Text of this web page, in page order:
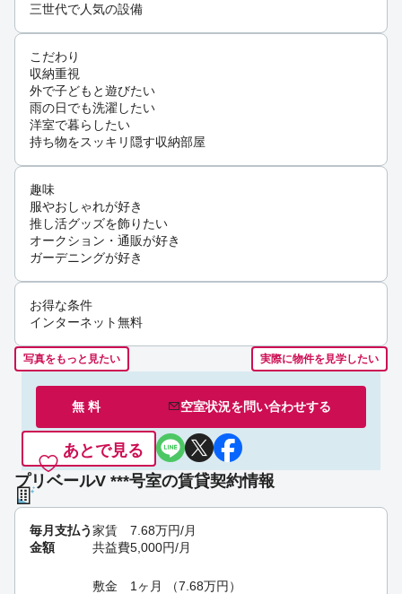
三世代で人気の設備
こだわり
収納重視
外で子どもと遊びたい
雨の日でも洗濯したい
洋室で暮らしたい
持ち物をスッキリ隠す収納部屋
趣味
服やおしゃれが好き
推し活グッズを飾りたい
オークション・通販が好き
ガーデニングが好き
お得な条件
インターネット無料
写真をもっと見たい 実際に物件を見学したい
無 料 空室状況を問い合わせする
あとで見る
プリベールV ***号室の賃貸契約情報
毎月支払う
金額
家賃 7.68万円/月
共益費5,000円/月
敷金 1ヶ月 （7.68万円 ）